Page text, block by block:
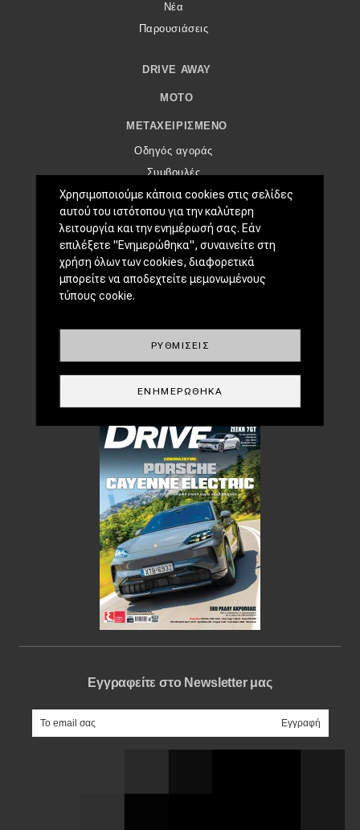
Νέα
Παρουσιάσεις
DRIVE AWAY
MOTO
ΜΕΤΑΧΕΙΡΙΣΜΈΝΟ
Οδηγός αγοράς
Συμβουλές
ΧΡΗΣΤΙΚΆ
Συμβουλές
ΚΤΕΟ
Οδική βοήθεια
DRIVE USED
Περιοδικό
Εγγραφείτε στο Newsletter μας
e-mail
Χρησιμοποιούμε κάποια cookies στις σελίδες
αυτού του ιστότοπου για την καλύτερη
λειτουργία και την ενημέρωσή σας. Εάν
επιλέξετε "Ενημερώθηκα", συναινείτε στη
χρήση όλων των cookies, διαφορετικά
μπορείτε να αποδεχτείτε μεμονωμένους
τύπους cookie.
ΡΥΘΜΊΣΕΙΣ
ΕΝΗΜΕΡΏΘΗΚΑ